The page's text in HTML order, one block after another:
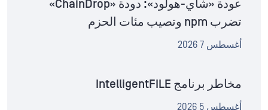
عودة «شاي-هولود»: دودة «ChainDrop»
تضرب npm وتصيب مئات الحزم
أغسطس 7 2026
مخاطر برنامج IntelligentFILE
أغسطس 5 2026